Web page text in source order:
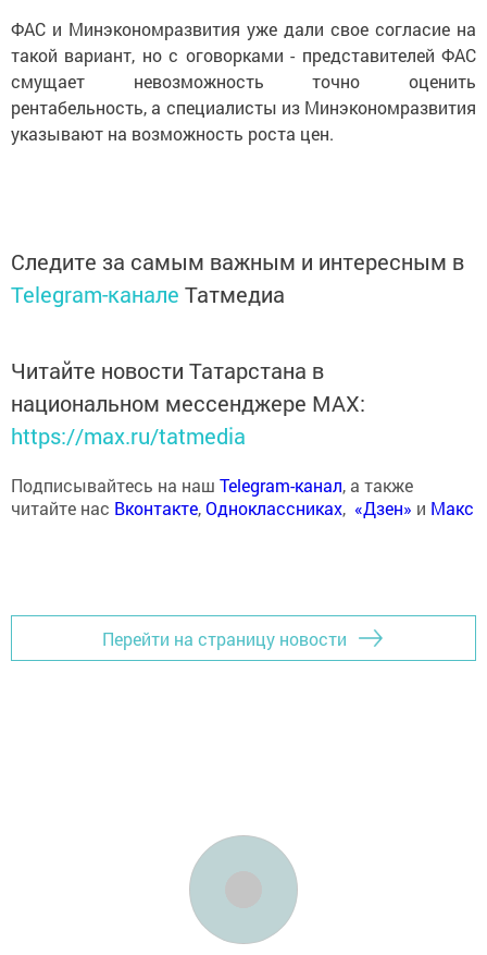
ФАС и Минэкономразвития уже дали свое согласие на
такой вариант, но с оговорками - представителей ФАС
смущает невозможность точно оценить
рентабельность, а специалисты из Минэкономразвития
указывают на возможность роста цен.
Следите за самым важным и интересным в
Telegram-канале Татмедиа
Читайте новости Татарстана в
национальном мессенджере MАХ:
https://max.ru/tatmedia
Подписывайтесь на наш Telegram-канал, а также
читайте нас Вконтакте,Одноклассниках, «Дзен» и Макс
Перейти на страницу новости